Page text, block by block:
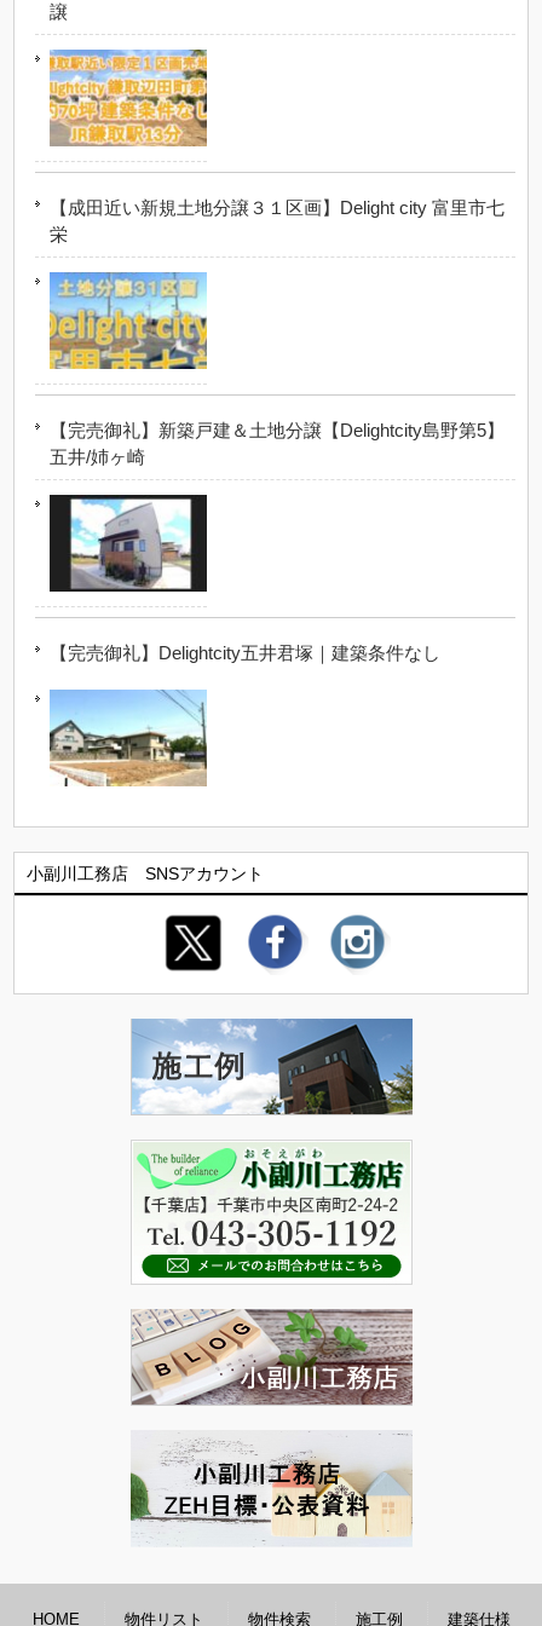
譲
【成田近い新規土地分譲３１区画】Delight city 富里市七
栄
【完売御礼】新築戸建＆土地分譲【Delightcity島野第5】
五井/姉ヶ崎
【完売御礼】Delightcity五井君塚｜建築条件なし
小副川工務店 SNSアカウント
HOME 物件リスト 物件検索 施工例 建築仕様